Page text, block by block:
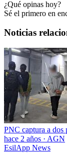
¿Qué opinas hoy?
Sé el primero en
Noticias
PNC captura a dos
hace 2 años · AGN
EsilApp News